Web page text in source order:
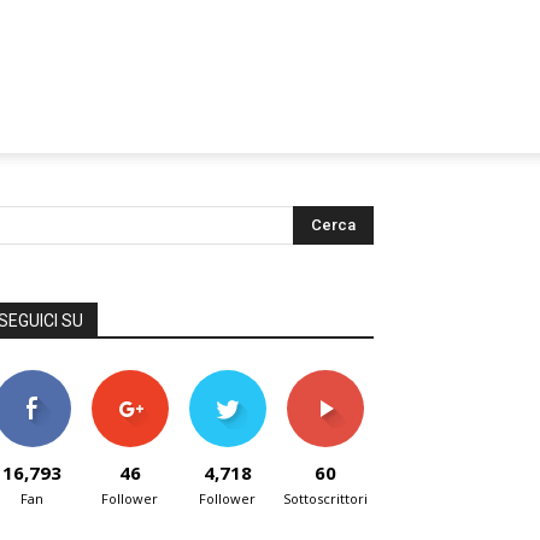
SU
16,793
Fan
46
Follower
4,718
Follower
60
Sottoscrittori